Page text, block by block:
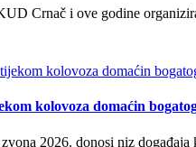
Crnač i ove godine
kolovoza domaćin
2026. donosi niz